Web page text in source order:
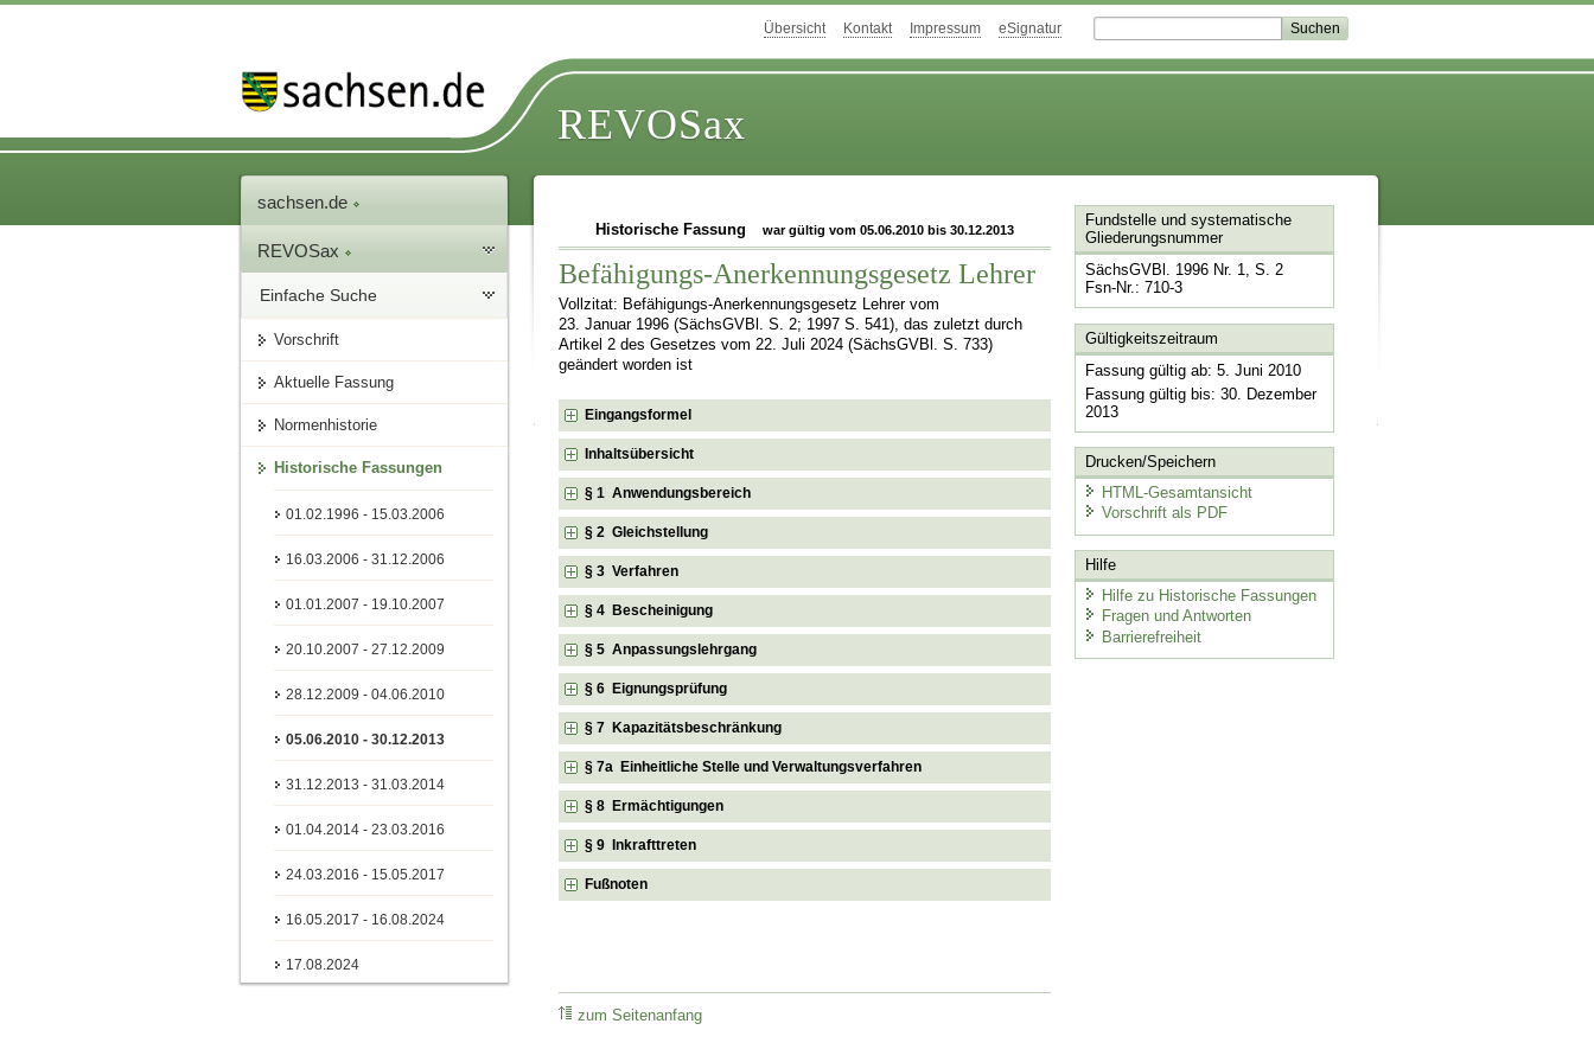
Übersicht Kontakt Impressum eSignatur
REVOSax
sachsen.de
REVOSax
Einfache Suche
Vorschrift
Aktuelle Fassung
Normenhistorie
Historische Fassungen
01.02.1996 - 15.03.2006
16.03.2006 - 31.12.2006
01.01.2007 - 19.10.2007
20.10.2007 - 27.12.2009
28.12.2009 - 04.06.2010
05.06.2010 - 30.12.2013
31.12.2013 - 31.03.2014
01.04.2014 - 23.03.2016
24.03.2016 - 15.05.2017
16.05.2017 - 16.08.2024
17.08.2024
Historische Fassung war gültig vom 05.06.2010 bis 30.12.2013
Befähigungs-Anerkennungsgesetz Lehrer
Vollzitat: Befähigungs-Anerkennungsgesetz Lehrer vom
23. Januar 1996 (SächsGVBl. S. 2; 1997 S. 541), das zuletzt durch
Artikel 2 des Gesetzes vom 22. Juli 2024 (SächsGVBl. S. 733)
geändert worden ist
Eingangsformel
Inhaltsübersicht
§ 1 Anwendungsbereich
§ 2 Gleichstellung
§ 3 Verfahren
§ 4 Bescheinigung
§ 5 Anpassungslehrgang
§ 6 Eignungsprüfung
§ 7 Kapazitätsbeschränkung
§ 7a Einheitliche Stelle und Verwaltungsverfahren
§ 8 Ermächtigungen
§ 9 Inkrafttreten
Fußnoten
zum Seitenanfang
Fundstelle und systematische
Gliederungsnummer
SächsGVBl. 1996 Nr. 1, S. 2
Fsn-Nr.: 710-3
Gültigkeitszeitraum
Fassung gültig ab: 5. Juni 2010
Fassung gültig bis: 30. Dezember
2013
Drucken/Speichern
HTML-Gesamtansicht
Vorschrift als PDF
Hilfe
Hilfe zu Historische Fassungen
Fragen und Antworten
Barrierefreiheit